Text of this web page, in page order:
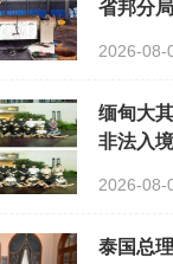
省邦分
2026-08-
缅甸大
非法入
2026-08-
泰国总